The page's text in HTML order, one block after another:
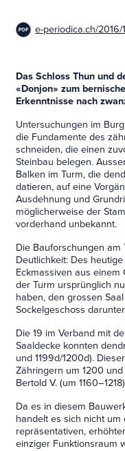
e-periodica.ch/2016/1
Das Schloss Thun und
«Donjon» zum
Erkenntnisse nach
Untersuchungen im
die Fundamente des
schneiden, die einen
Steinbau belegen.
Balken im Turm, die
datieren, auf eine
Ausdehnung und
möglicherweise der
vorderhand unbekannt.
Die Bauforschungen
Deutlichkeit: Des
Eckmassiven aus einem
der Turm ursprünglich
haben, den grossen
Sockelgeschoss
Die 19 im Verband mit
Saaldecke konnten
und 1199d/1200d).
Zähringern um 1200
Bertold V. (um
Da es in diesem
handelt es sich nicht um
repräsentativen,
einziger Funktionsraum